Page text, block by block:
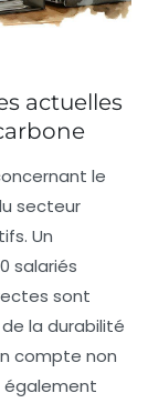
actuelles
le
secteur
Un
salariés
sont
la durabilité
compte non
également